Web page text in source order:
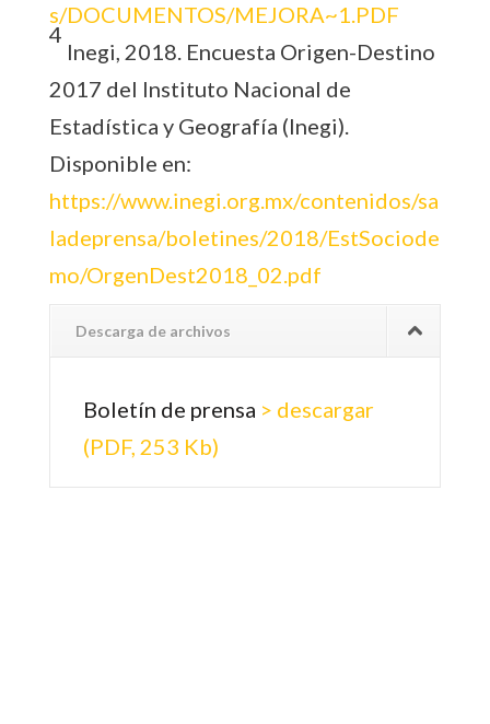
s/DOCUMENTOS/MEJORA~1.PDF
4
Inegi, 2018. Encuesta Origen-Destino
2017 del Instituto Nacional de
Estadística y Geografía (Inegi).
Disponible en:
https://www.inegi.org.mx/contenidos/sa
ladeprensa/boletines/2018/EstSociode
mo/OrgenDest2018_02.pdf
Descarga de archivos
Boletín de prensa > descargar
(PDF, 253 Kb)